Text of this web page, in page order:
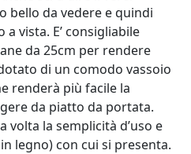
bello da vedere e quindi
vista. E’ consigliabile
da 25cm per rendere
di un comodo vassoio
renderà più facile la
da piatto da portata.
volta la semplicità d’uso e
legno) con cui si presenta.